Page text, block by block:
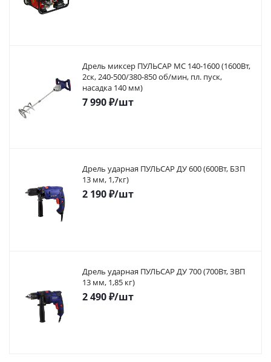
Дрель миксер ПУЛЬСАР МС 140-1600 (1600Вт,
2ск, 240-500/380-850 об/мин, пл. пуск,
насадка 140 мм)
7 990₽/шт
Дрель ударная ПУЛЬСАР ДУ 600 (600Вт, БЗП
13 мм, 1,7кг)
2 190₽/шт
Дрель ударная ПУЛЬСАР ДУ 700 (700Вт, ЗВП
13 мм, 1,85 кг)
2 490₽/шт